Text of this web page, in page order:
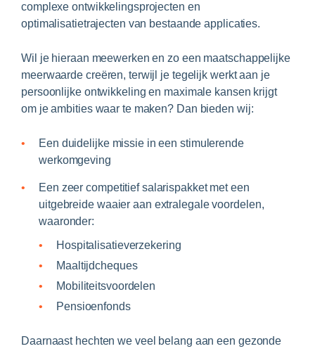
complexe ontwikkelingsprojecten en
optimalisatietrajecten van bestaande applicaties.
Wil je hieraan meewerken en zo een maatschappelijke
meerwaarde creëren, terwijl je tegelijk werkt aan je
persoonlijke ontwikkeling en maximale kansen krijgt
om je ambities waar te maken? Dan bieden wij:
Een duidelijke missie in een stimulerende
werkomgeving
Een zeer competitief salarispakket met een
uitgebreide waaier aan extralegale voordelen,
waaronder:
Hospitalisatieverzekering
Maaltijdcheques
Mobiliteitsvoordelen
Pensioenfonds
Daarnaast hechten we veel belang aan een gezonde